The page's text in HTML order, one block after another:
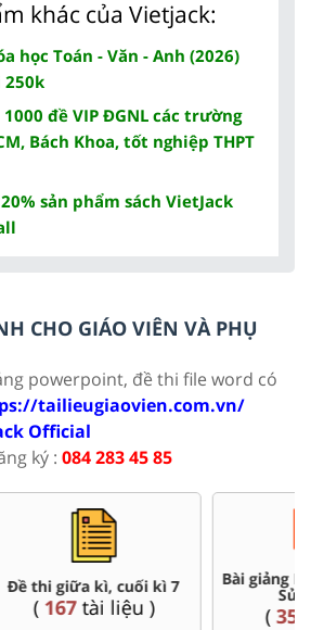
khác của Vietjack:
học Toán - Văn - Anh (2026)
250k
đề VIP ĐGNL các trường
Bách Khoa, tốt nghiệp THPT
sản phẩm sách VietJack
CHO GIÁO VIÊN VÀ PHỤ
powerpoint, đề thi file word có
tailieugiaovien.com.vn/
Official
ký : 084 283 45 85
kì 7 Bài giảng Powerpoint Văn,
Sử, Địa 7....
(35tài liệu )